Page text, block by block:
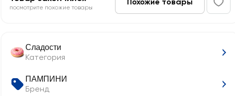
посмотрите похожие товары
Сладости
Категория
ПАМПИНИ
Бренд